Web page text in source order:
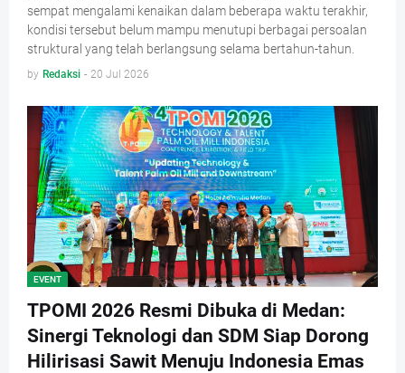
sempat mengalami kenaikan dalam beberapa waktu terakhir,
kondisi tersebut belum mampu menutupi berbagai persoalan
struktural yang telah berlangsung selama bertahun-tahun.
by Redaksi - 20 Jul 2026
EVENT
TPOMI 2026 Resmi Dibuka di Medan:
Sinergi Teknologi dan SDM Siap Dorong
Hilirisasi Sawit Menuju Indonesia Emas